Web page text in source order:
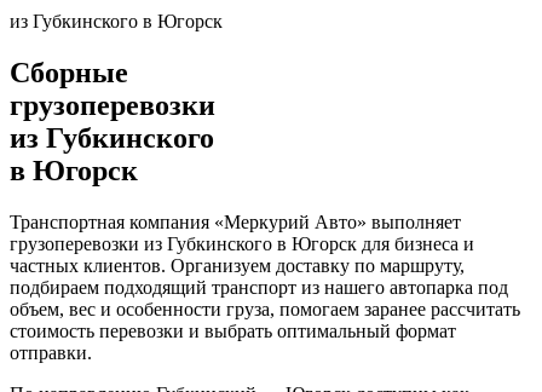
из Губкинского в Югорск
Сборные
грузоперевозки
из Губкинского
в Югорск
Транспортная компания «Меркурий Авто» выполняет
грузоперевозки из Губкинского в Югорск для бизнеса и
частных клиентов. Организуем доставку по маршруту,
подбираем подходящий транспорт из нашего автопарка под
объем, вес и особенности груза, помогаем заранее рассчитать
стоимость перевозки и выбрать оптимальный формат
отправки.